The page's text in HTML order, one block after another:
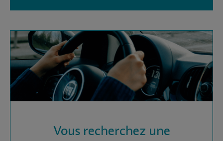
Vous recherchez une